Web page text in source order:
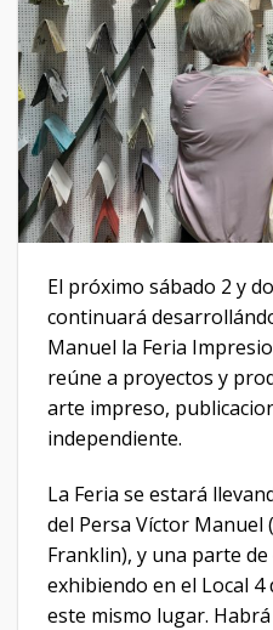
El próximo sábado 2 y
continuará
Manuel la Feria
reúne a proyectos y
arte impreso,
independiente.
La Feria se estará
del Persa Víctor Manuel
Franklin), y una parte
exhibiendo en el Local
este mismo lugar.